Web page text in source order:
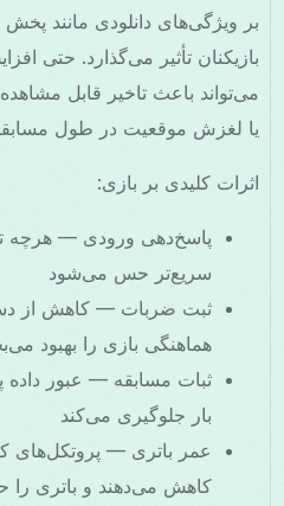
بر ویژگی‌های دانلودی مانند پخش
بازیکنان تأثیر می‌گذارد. حتی
می‌تواند باعث تاخیر قابل
یا لغزش موقعیت در طول
اثرات کلیدی بر بازی:
پاسخ‌دهی ورودی — هرچه
سریع‌تر حس می‌شود
ثبت ضربات — کاهش از
هماهنگی بازی را بهبود
ثبات مسابقه — عبور داده
بار جلوگیری می‌کند
کاهش می‌دهند و باتری را